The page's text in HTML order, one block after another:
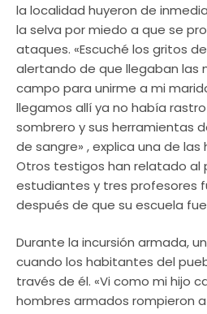
la localidad huyeron de
la selva por miedo a que se
ataques. «Escuché los gritos
alertando de que llegaban las
campo para unirme a mi
llegamos allí ya no había
sombrero y sus herramientas
de sangre» , explica una de
Otros testigos han relatado al
estudiantes y tres profesores
después de que su escuela
Durante la incursión armada,
cuando los habitantes del
través de él. «Vi como mi hijo
hombres armados rompieron